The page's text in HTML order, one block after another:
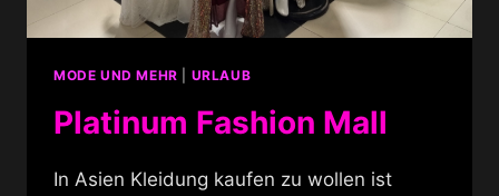
MODE UND MEHR URLAUB
Platinum Fashion Mall
In Asien Kleidung kaufen zu wollen ist